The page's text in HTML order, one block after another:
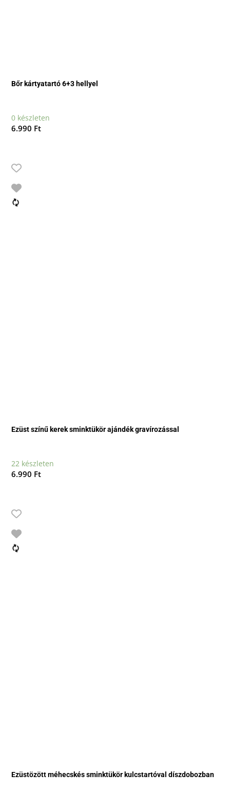
Bőr kártyatartó 6+3 hellyel
0 készleten
6.990 Ft
Ezüst színű kerek sminktükör ajándék gravírozással
22 készleten
6.990 Ft
Ezüstözött méhecskés sminktükör kulcstartóval díszdobozban